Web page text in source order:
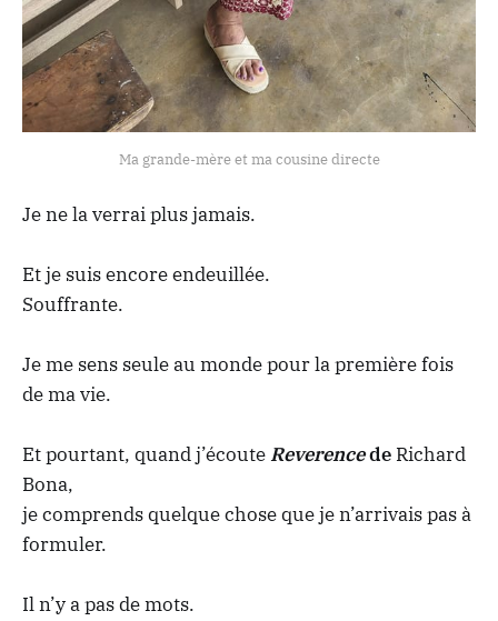
Ma grande-mère et ma cousine directe
Je ne la verrai plus jamais.
Et je suis encore endeuillée.
Souffrante.
Je me sens seule au monde pour la première fois
de ma vie.
Et pourtant, quand j’écouteReverencede Richard
Bona,
je comprends quelque chose que je n’arrivais pas à
formuler.
Il n’y a pas de mots.